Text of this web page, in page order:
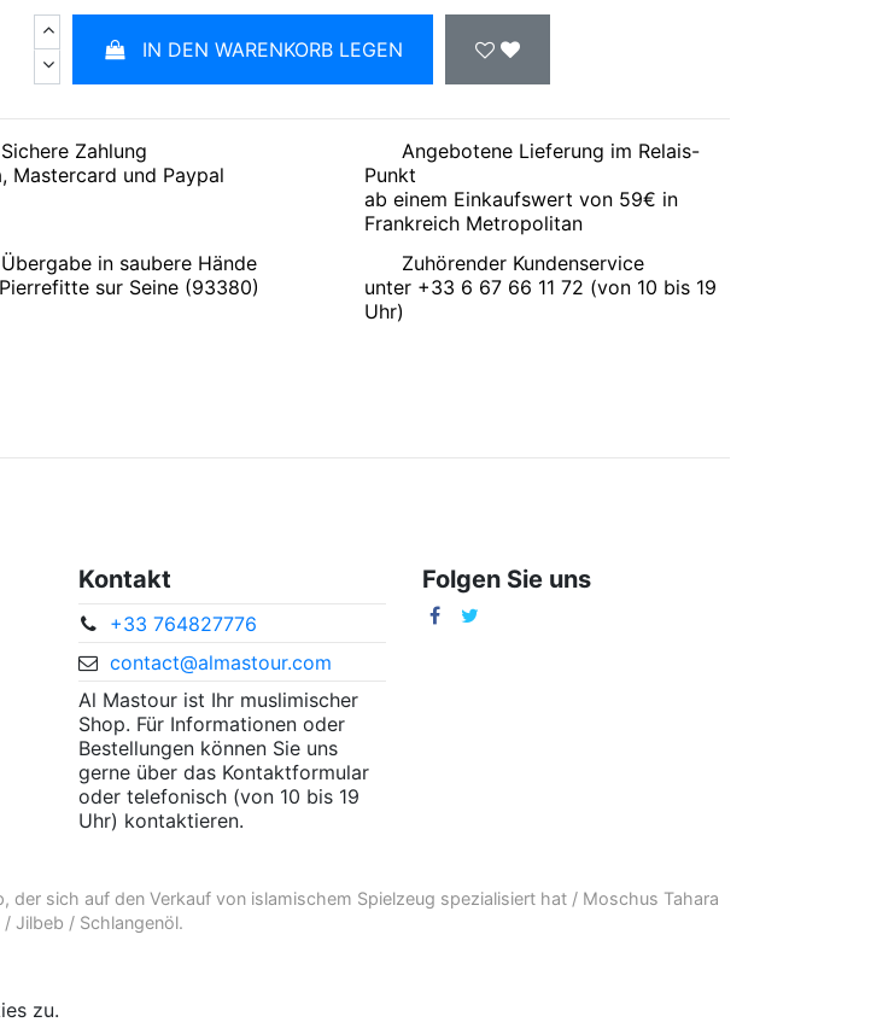
IN DEN WARENKORB LEGEN
Sichere Zahlung
Mastercard und Paypal
Angebotene Lieferung im Relais-
Punkt
ab einem Einkaufswert von 59€ in
Frankreich Metropolitan
Übergabe in saubere Hände
sur Seine (93380)
Zuhörender Kundenservice
unter +33 6 67 66 11 72 (von 10 bis 19
Uhr)
Kontakt
+33 764827776
contact@almastour.com
Al Mastour ist Ihr muslimischer
Shop. Für Informationen oder
Bestellungen können Sie uns
gerne über das Kontaktformular
oder telefonisch (von 10 bis 19
Uhr) kontaktieren.
Folgen Sie uns
, der sich auf den Verkauf von islamischem Spielzeug spezialisiert hat / Moschus Tahara
/ Jilbeb / Schlangenöl.
zu.